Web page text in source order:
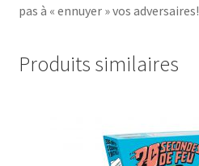
pas à « ennuyer » vos adversaires!
Produits similaires